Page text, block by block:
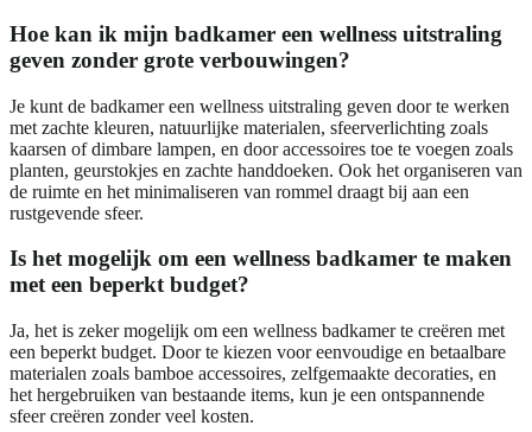
Hoe kan ik mijn badkamer een wellness uitstraling
geven zonder grote verbouwingen?
Je kunt de badkamer een wellness uitstraling geven door te werken
met zachte kleuren, natuurlijke materialen, sfeerverlichting zoals
kaarsen of dimbare lampen, en door accessoires toe te voegen zoals
planten, geurstokjes en zachte handdoeken. Ook het organiseren van
de ruimte en het minimaliseren van rommel draagt bij aan een
rustgevende sfeer.
Is het mogelijk om een wellness badkamer te maken
met een beperkt budget?
Ja, het is zeker mogelijk om een wellness badkamer te creëren met
een beperkt budget. Door te kiezen voor eenvoudige en betaalbare
materialen zoals bamboe accessoires, zelfgemaakte decoraties, en
het hergebruiken van bestaande items, kun je een ontspannende
sfeer creëren zonder veel kosten.